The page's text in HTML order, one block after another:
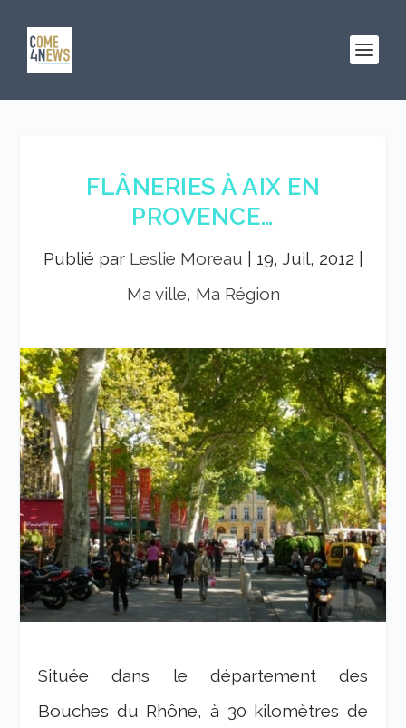
FLÂNERIES À AIX EN
PROVENCE…
Publié par Leslie Moreau 19, Juil, 2012
Ma ville, Ma Région
Située dans le département des
Bouches du Rhône, à 30 kilomètres de